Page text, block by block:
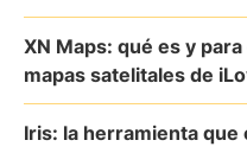
XN Maps: qué es y
mapas satelitales de
Iris: la herramienta